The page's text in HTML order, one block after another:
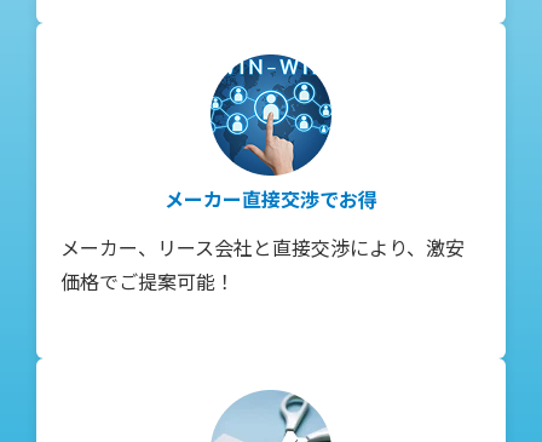
メーカー直接交渉でお得
メーカー、リース会社と直接交渉により、激安
価格でご提案可能！